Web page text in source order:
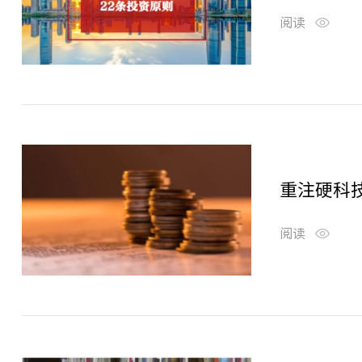
阅读
重注硬科
阅读